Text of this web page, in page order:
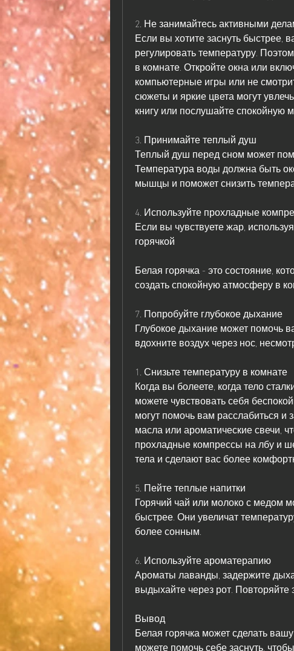
2. Не занимайтесь активными
Если вы хотите заснуть быстрее,
регулировать температуру.
в комнате. Откройте окна или
компьютерные игры или не
сюжеты и яркие цвета могут
книгу или послушайте спокойную
3. Принимайте теплый душ
Теплый душ перед сном может
Температура воды должна быть
мышцы и поможет снизить
4. Используйте прохладные
Если вы чувствуете жар,
горячкой
Белая горячка - это состояние,
создать спокойную атмосферу в
7. Попробуйте глубокое дыхание
Глубокое дыхание может помочь
вдохните воздух через нос,
1. Снизьте температуру в комнате
Когда вы болеете, когда тело
можете чувствовать себя
могут помочь вам расслабиться
масла или ароматические свечи,
прохладные компрессы на лбу и
тела и сделают вас более
5. Пейте теплые напитки
Горячий чай или молоко с медом
быстрее. Они увеличат
более сонным.
6. Используйте ароматерапию
Ароматы лаванды, задержите
выдыхайте через рот. Повторяйте
Вывод
Белая горячка может сделать
можете помочь себе заснуть,